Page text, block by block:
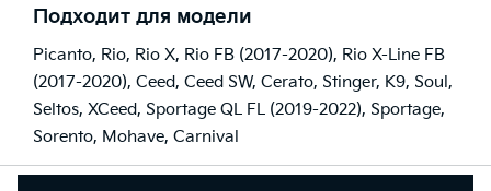
Подходит для модели
Picanto, Rio, Rio X, Rio FB (2017-2020), Rio X-Line FB
(2017-2020), Ceed, Ceed SW, Cerato, Stinger, K9, Soul,
Seltos, XCeed, Sportage QL FL (2019-2022), Sportage,
Sorento, Mohave, Carnival